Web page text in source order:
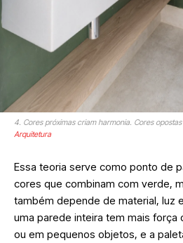
4. Cores próximas criam harmonia. Cores
Arquitetura
Essa teoria serve como ponto de
cores que combinam com verde,
também depende de material, luz
uma parede inteira tem mais força
ou em pequenos objetos, e a